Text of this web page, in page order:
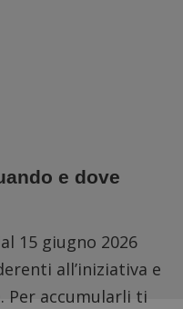
e dove
15 giugno 2026
all’iniziativa e
Per accumularli ti